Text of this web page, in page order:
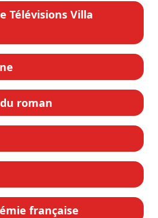
Télévisions Villa
roman
française